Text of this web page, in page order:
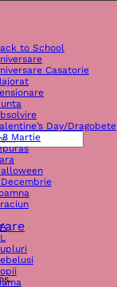
to School
Casatorie
Day/Dragobete
8 Martie